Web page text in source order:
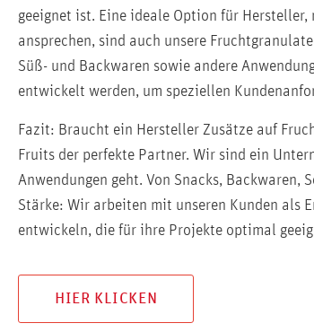
geeignet ist. Eine ideale Option für
ansprechen, sind auch unsere
Süß- und Backwaren sowie andere
entwickelt werden, um speziellen
Fazit: Braucht ein Hersteller Zusätze auf
Fruits der perfekte Partner. Wir sind ein
Anwendungen geht. Von Snacks, Backwaren,
Stärke: Wir arbeiten mit unseren Kunden als
entwickeln, die für ihre Projekte optimal
HIER KLICKEN